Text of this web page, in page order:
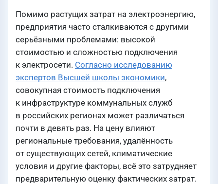
Помимо растущих затрат на электроэнергию,
предприятия часто сталкиваются с другими
серьёзными проблемами: высокой
стоимостью и сложностью подключения
к электросети. Согласно исследованию
экспертов Высшей школы экономики,
совокупная стоимость подключения
к инфраструктуре коммунальных служб
в российских регионах может различаться
почти в девять раз. На цену влияют
региональные требования, удалённость
от существующих сетей, климатические
условия и другие факторы, всё это затрудняет
предварительную оценку фактических затрат.